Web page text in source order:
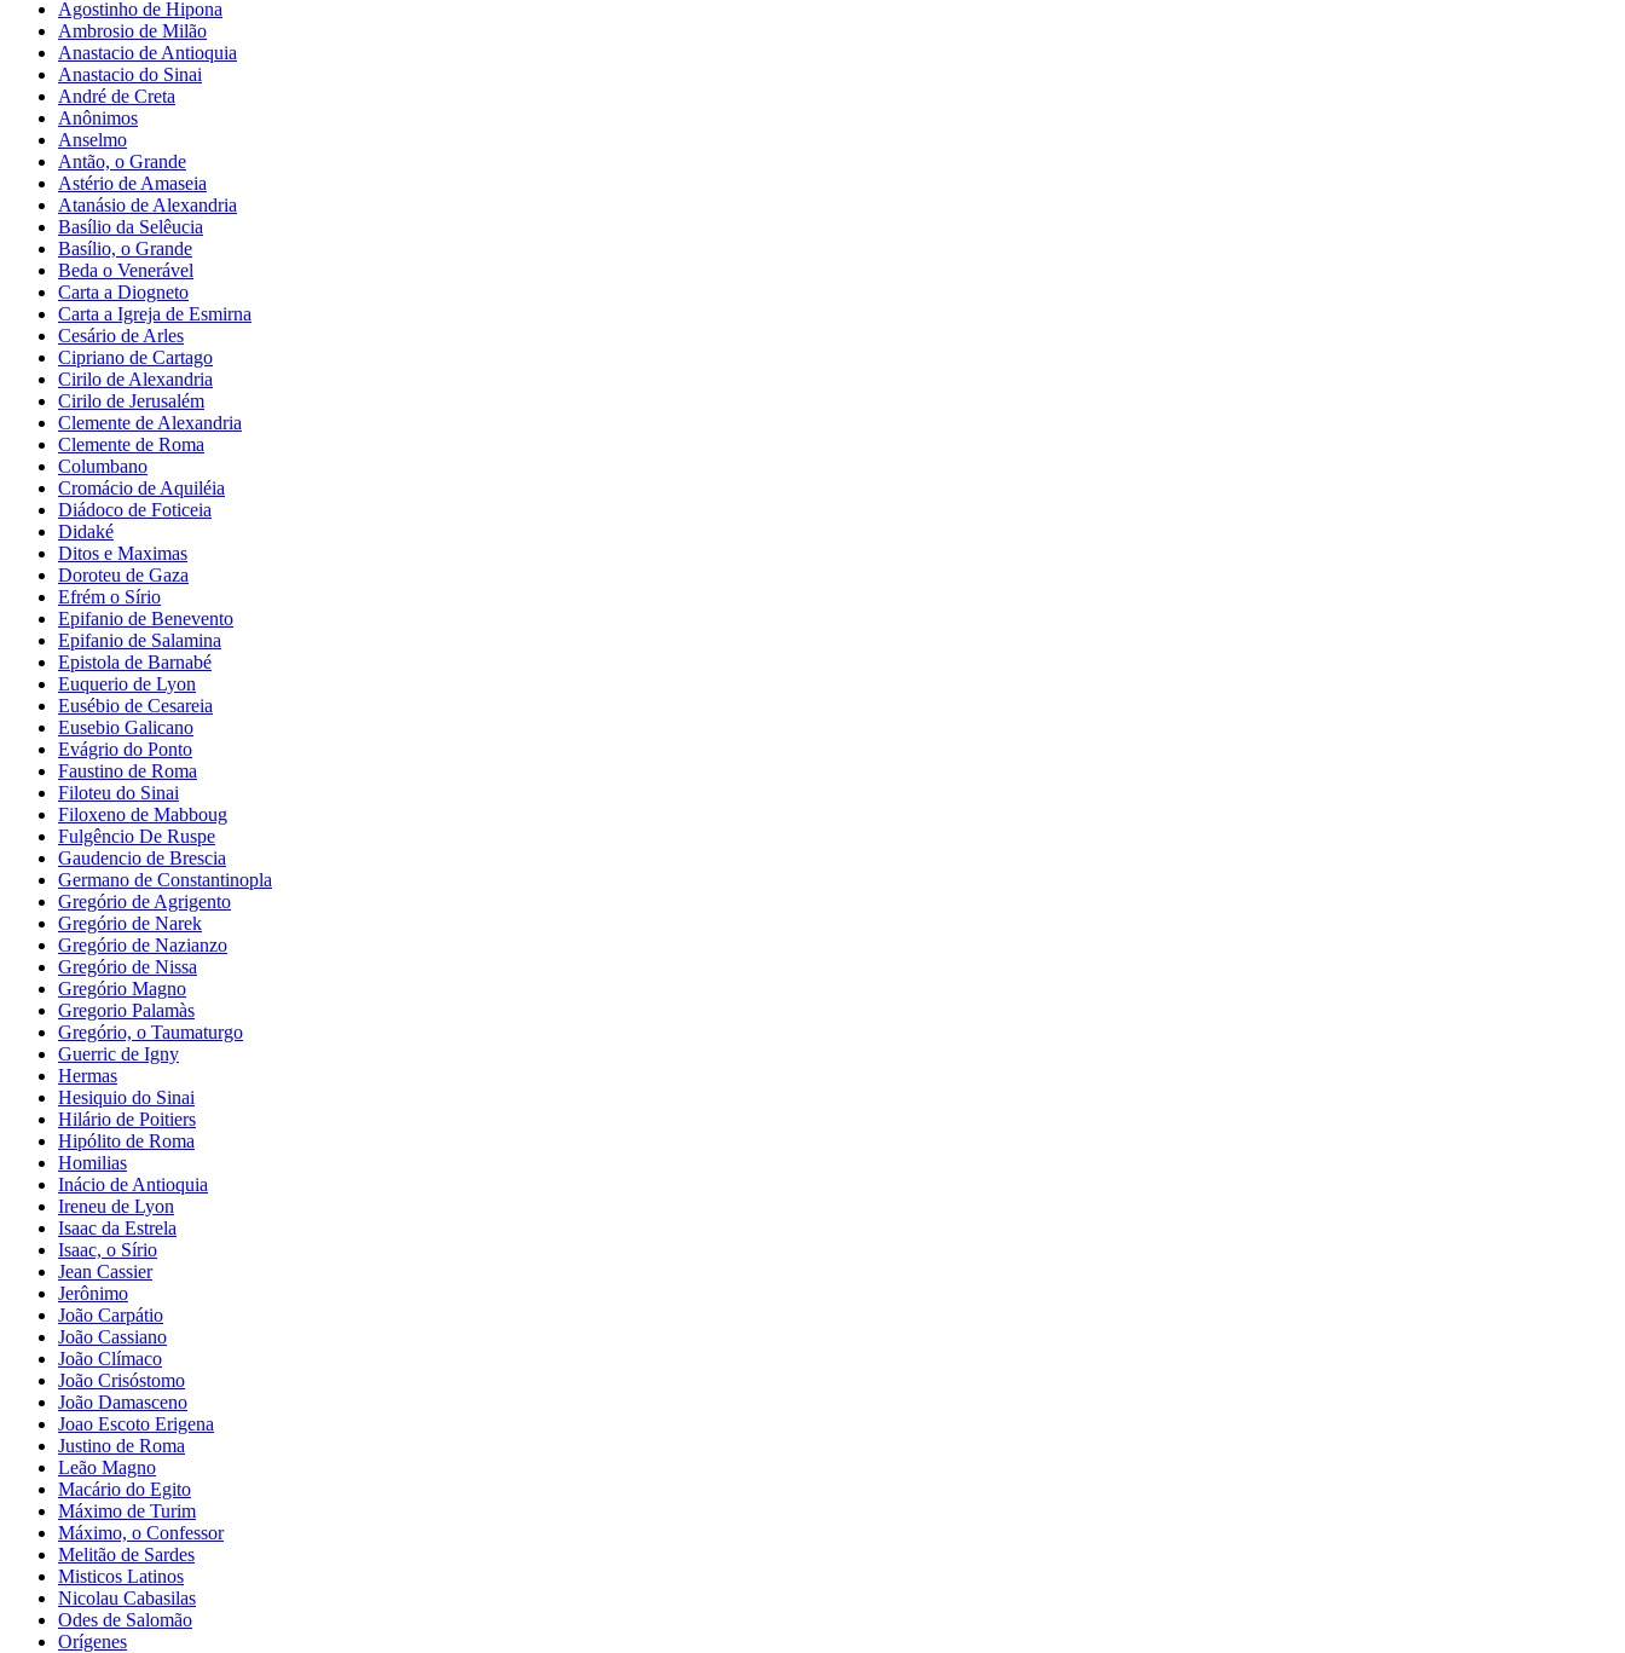
Agostinho de Hipona
Ambrosio de Milão
Anastacio de Antioquia
Anastacio do Sinai
André de Creta
Anônimos
Anselmo
Antão, o Grande
Astério de Amaseia
Atanásio de Alexandria
Basílio da Selêucia
Basílio, o Grande
Beda o Venerável
Carta a Diogneto
Carta a Igreja de Esmirna
Cesário de Arles
Cipriano de Cartago
Cirilo de Alexandria
Cirilo de Jerusalém
Clemente de Alexandria
Clemente de Roma
Columbano
Cromácio de Aquiléia
Diádoco de Foticeia
Didaké
Ditos e Maximas
Doroteu de Gaza
Efrém o Sírio
Epifanio de Benevento
Epifanio de Salamina
Epistola de Barnabé
Euquerio de Lyon
Eusébio de Cesareia
Eusebio Galicano
Evágrio do Ponto
Faustino de Roma
Filoteu do Sinai
Filoxeno de Mabboug
Fulgêncio De Ruspe
Gaudencio de Brescia
Germano de Constantinopla
Gregório de Agrigento
Gregório de Narek
Gregório de Nazianzo
Gregório de Nissa
Gregório Magno
Gregorio Palamàs
Gregório, o Taumaturgo
Guerric de Igny
Hermas
Hesiquio do Sinai
Hilário de Poitiers
Hipólito de Roma
Homilias
Inácio de Antioquia
Ireneu de Lyon
Isaac da Estrela
Isaac, o Sírio
Jean Cassier
Jerônimo
João Carpátio
João Cassiano
João Clímaco
João Crisóstomo
João Damasceno
Joao Escoto Erigena
Justino de Roma
Leão Magno
Macário do Egito
Máximo de Turim
Máximo, o Confessor
Melitão de Sardes
Misticos Latinos
Nicolau Cabasilas
Odes de Salomão
Orígenes